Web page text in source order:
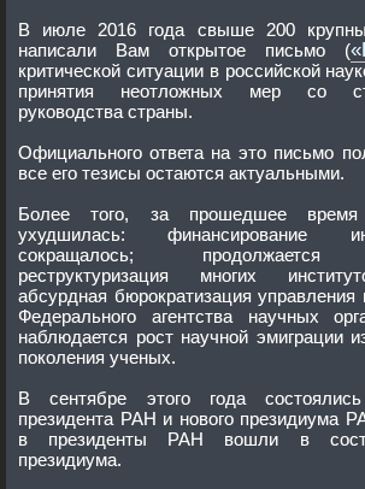
В июле 2016 года свыше 200
написали Вам открытое письмо (
критической ситуации в российской
принятия неотложных мер со стороны высшего
руководства страны.
Официального ответа на это письмо получено не было, и
все его тезисы остаются актуальными.
Более того, за прошедшее
ухудшилась: финансирование институтов РАН
сокращалось; продолжается
реструктуризация многих
абсурдная бюрократизация управления наукой со стороны
Федерального агентства научных
наблюдается рост научной эмиграции
поколения ученых.
В сентябре этого года состоялись
президента РАН и нового президиума
в президенты РАН вошли в состав обновленного
президиума.